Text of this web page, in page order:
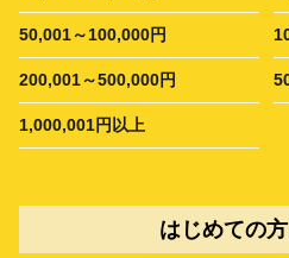
50,001～100,000円
200,001～500,000円
1,000,001円以上
はじめての